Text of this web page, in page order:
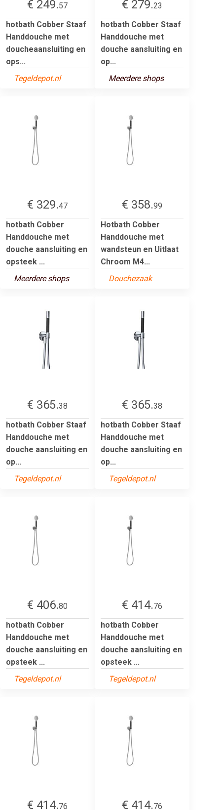
€ 249.57
hotbath Cobber Staaf
Handdouche met
doucheaansluiting en
ops...
Tegeldepot.nl
€ 279.23
hotbath Cobber Staaf
Handdouche met
douche aansluiting en
op...
Meerdere shops
€ 329.47
hotbath Cobber
Handdouche met
douche aansluiting en
opsteek ...
Meerdere shops
€ 358.99
Hotbath Cobber
Handdouche met
wandsteun en Uitlaat
Chroom M4...
Douchezaak
€ 365.38
hotbath Cobber Staaf
Handdouche met
douche aansluiting en
op...
Tegeldepot.nl
€ 365.38
hotbath Cobber Staaf
Handdouche met
douche aansluiting en
op...
Tegeldepot.nl
€ 406.80
hotbath Cobber
Handdouche met
douche aansluiting en
opsteek ...
Tegeldepot.nl
€ 414.76
hotbath Cobber
Handdouche met
douche aansluiting en
opsteek ...
Tegeldepot.nl
€ 414.76
€ 414.76